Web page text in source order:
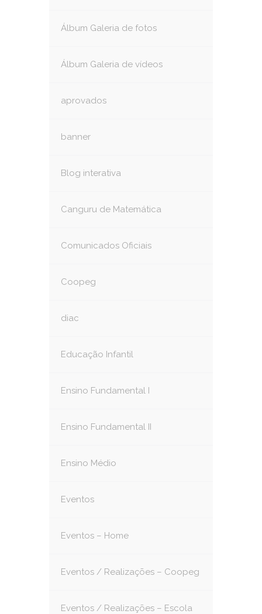
Álbum Galeria de fotos
Álbum Galeria de vídeos
aprovados
banner
Blog interativa
Canguru de Matemática
Comunicados Oficiais
Coopeg
diac
Educação Infantil
Ensino Fundamental I
Ensino Fundamental II
Ensino Médio
Eventos
Eventos – Home
Eventos / Realizações – Coopeg
Eventos / Realizações – Escola